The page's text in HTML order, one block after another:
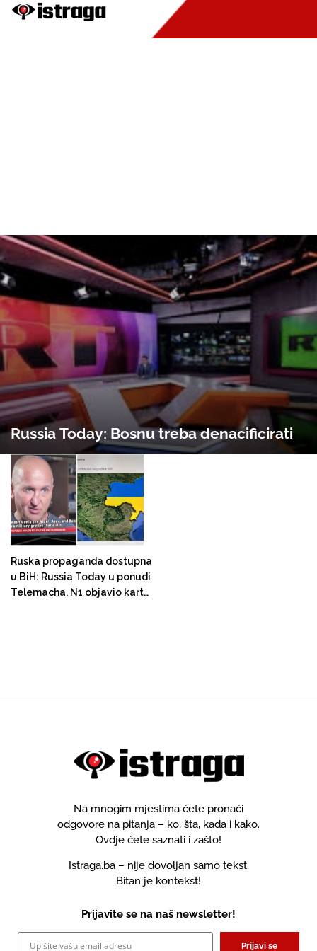
Russia Today: Bosnu treba denacificirati
Ruska propaganda dostupna
u BiH: Russia Today u ponudi
Telemacha, N1 objavio kartu
Na mnogim mjestima ćete pronaći
odgovore na pitanja – ko, šta, kada i kako.
Ovdje ćete saznati i zašto!
Istraga.ba – nije dovoljan samo tekst.
Bitan je kontekst!
Prijavite se na naš newsletter!
Prijavi se